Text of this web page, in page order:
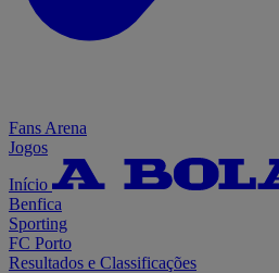
Fans Arena
Jogos
Início
Benfica
Sporting
FC Porto
Resultados e Classificações